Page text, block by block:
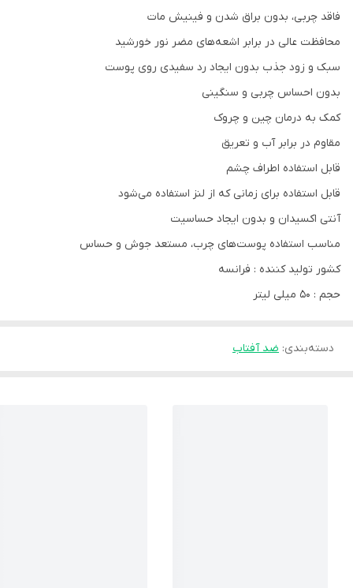
فاقد چربی، بدون براق شدن و فینیش مات
محافظت عالی در برابر اشعه‌های مضر نور خورشید
سبک و زود جذب بدون ایجاد رد سفیدی روی پوست
بدون احساس چربی و سنگینی
کمک به درمان چین و چروک
مقاوم در برابر آب و تعریق
قابل استفاده اطراف چشم
قابل استفاده برای زمانی که از لنز استفاده می‌شود
آنتی اکسیدان و بدون ایجاد حساسیت
مناسب استفاده پوست‌های چرب، مستعد جوش و حساس
کشور تولید کننده : فرانسه
حجم : 50 میلی لیتر
دسته‌بندی: ضد آفتاب